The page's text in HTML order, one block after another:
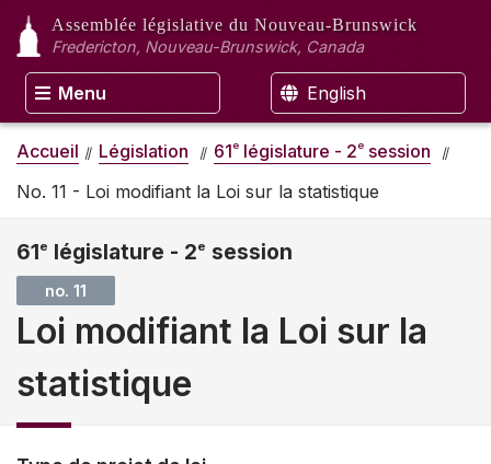
Assemblée législative du Nouveau-Brunswick
Fredericton, Nouveau-Brunswick, Canada
Menu English
Accueil Législation 61e législature - 2e session
No. 11 - Loi modifiant la Loi sur la statistique
61e législature - 2e session
no. 11
Loi modifiant la Loi sur la
statistique